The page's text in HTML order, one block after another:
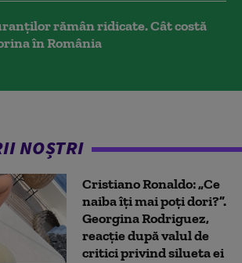
rămân ridicate. Cât costă
în România
NOȘTRI
Cristiano Ronaldo: „Ce
naiba îți mai poți dori?”.
Georgina Rodriguez,
reacție după valul de
critici privind silueta ei